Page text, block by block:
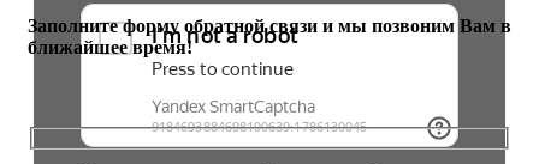
Заполните форму обратной связи и мы позвоним Вам в
ближайшее время!